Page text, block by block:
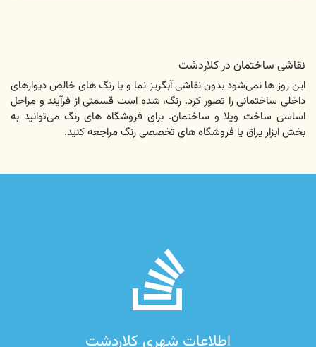
نقاشی ساختمان در کلاردشت
این روز ها نمی‌شود بدون نقاشی آبگریز نما و یا رنگ های خالص دیوارهای
داخلی ساختمانی را تصور کرد. رنگ، شده است قسمتی از فرآیند و مراحل
اساسی ساخت ویلا و ساختمان. برای فروشگاه های رنگ می‌توانید به
بخش ابزار یراق یا فروشگاه های تخصصی رنگ مراجعه کنید.